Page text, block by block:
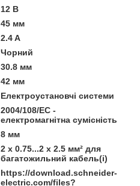
12 В
45 мм
2.4 A
Чорний
30.8 мм
42 мм
Електроустановчі системи
2004/108/EC -
електромагнітна сумісність
8 мм
2 x 0.75...2 x 2.5 мм² для
багатожильний кабель(і)
https://download.schneider-
electric.com/files?